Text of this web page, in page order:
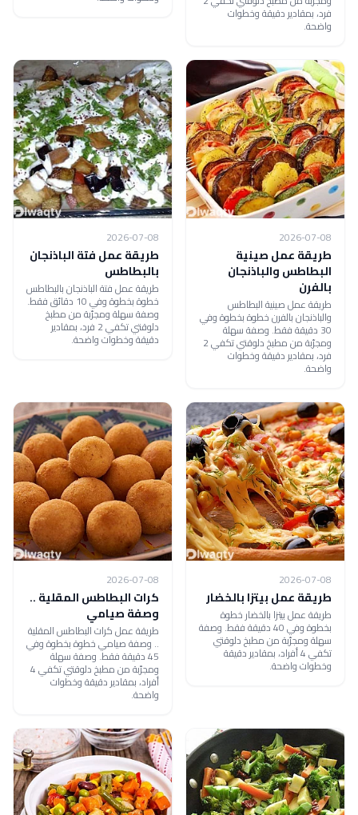
فرد، بمقادير دقيقة وخطوات
واضحة.
2026-07-08
طريقة عمل صينية
البطاطس والباذنجان
بالفرن
طريقة عمل صينية البطاطس
والباذنجان بالفرن خطوة بخطوة وفي
30 دقيقة فقط. وصفة سهلة
ومجرّبة من مطبخ دلوقتي تكفي 2
فرد، بمقادير دقيقة وخطوات
واضحة.
2026-07-08
طريقة عمل فتة الباذنجان
بالبطاطس
طريقة عمل فتة الباذنجان بالبطاطس
خطوة بخطوة وفي 10 دقائق فقط.
وصفة سهلة ومجرّبة من مطبخ
دلوقتي تكفي 2 فرد، بمقادير
دقيقة وخطوات واضحة.
2026-07-08
طريقة عمل بيتزا بالخضار
طريقة عمل بيتزا بالخضار خطوة
بخطوة وفي 40 دقيقة فقط. وصفة
سهلة ومجرّبة من مطبخ دلوقتي
تكفي 4 أفراد، بمقادير دقيقة
وخطوات واضحة.
2026-07-08
كرات البطاطس المقلية ..
وصفة صيامي
طريقة عمل كرات البطاطس المقلية
.. وصفة صيامي خطوة بخطوة وفي
45 دقيقة فقط. وصفة سهلة
ومجرّبة من مطبخ دلوقتي تكفي 4
أفراد، بمقادير دقيقة وخطوات
واضحة.